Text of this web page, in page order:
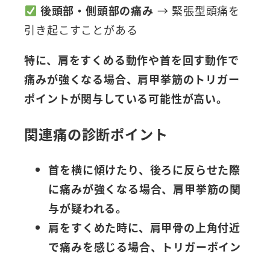
後頭部・側頭部の痛み → 緊張型頭痛を
引き起こすことがある
特に、肩をすくめる動作や首を回す動作で
痛みが強くなる場合、肩甲挙筋のトリガー
ポイントが関与している可能性が高い。
関連痛の診断ポイント
首を横に傾けたり、後ろに反らせた際
に痛みが強くなる場合、肩甲挙筋の関
与が疑われる。
肩をすくめた時に、肩甲骨の上角付近
で痛みを感じる場合、トリガーポイン